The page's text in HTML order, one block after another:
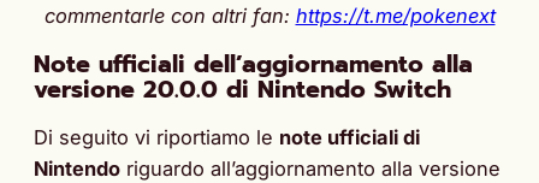
commentarle con altri fan: https://t.me/pokenext
Note ufficiali dell’aggiornamento alla
versione 20.0.0 di Nintendo Switch
Di seguito vi riportiamo le note ufficiali di
Nintendo riguardo all’aggiornamento alla versione